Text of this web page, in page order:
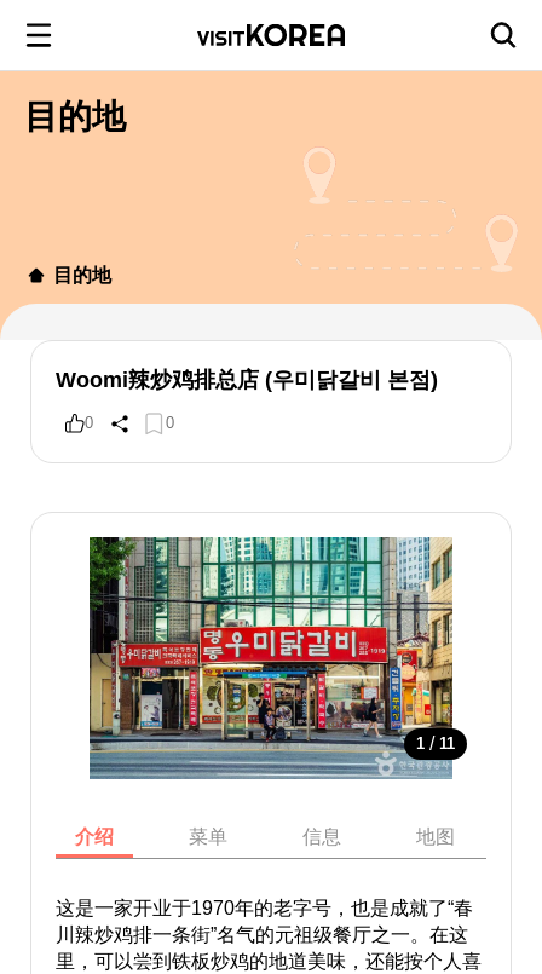
目的地
目的地
Woomi辣炒鸡排总店 (우미닭갈비 본점)
0 0
1 / 11
介绍 菜单 信息 地图
这是一家开业于1970年的老字号，也是成就了“春
川辣炒鸡排一条街”名气的元祖级餐厅之一。在这
里，可以尝到铁板炒鸡的地道美味，还能按个人喜